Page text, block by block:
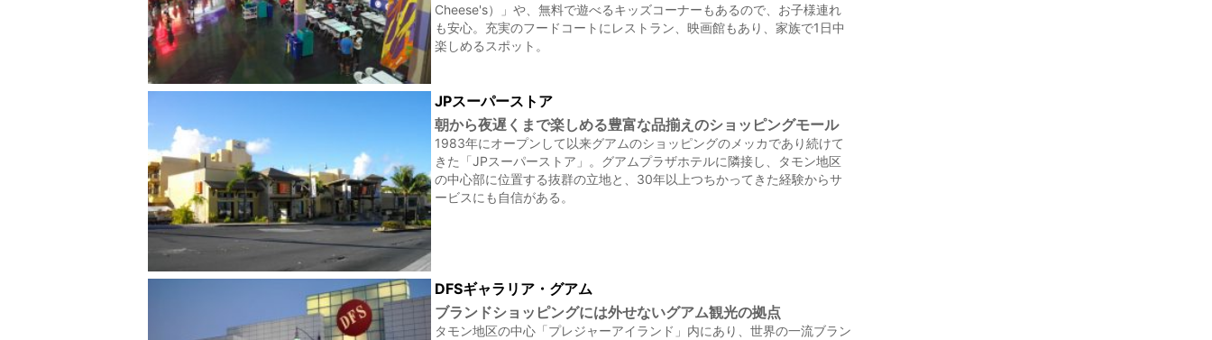
Cheese's）」や、無料で遊べるキッズコーナーもあるので、お子様連れ
も安心。充実のフードコートにレストラン、映画館もあり、家族で1日中
楽しめるスポット。
JPスーパーストア
朝から夜遅くまで楽しめる豊富な品揃えのショッピングモール
1983年にオープンして以来グアムのショッピングのメッカであり続けて
きた「JPスーパーストア」。グアムプラザホテルに隣接し、タモン地区
の中心部に位置する抜群の立地と、30年以上つちかってきた経験からサ
ービスにも自信がある。
DFSギャラリア・グアム
ブランドショッピングには外せないグアム観光の拠点
タモン地区の中心「プレジャーアイランド」内にあり、世界の一流ブラン